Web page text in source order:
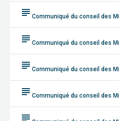
subject Communiqué du conseil des
subject Communiqué du conseil des
subject Communiqué du conseil des
subject Communiqué du conseil des
subject